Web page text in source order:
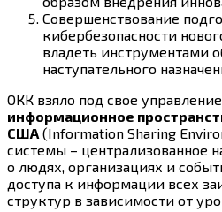
Совершенствование
кибербезопасности
владеть инструментами
наступательного
ОКК взяло под свое управление
информационное
США (Information Sharing
системы – централизованное
о людях, организациях и
доступа к информации всех
структур в зависимости от